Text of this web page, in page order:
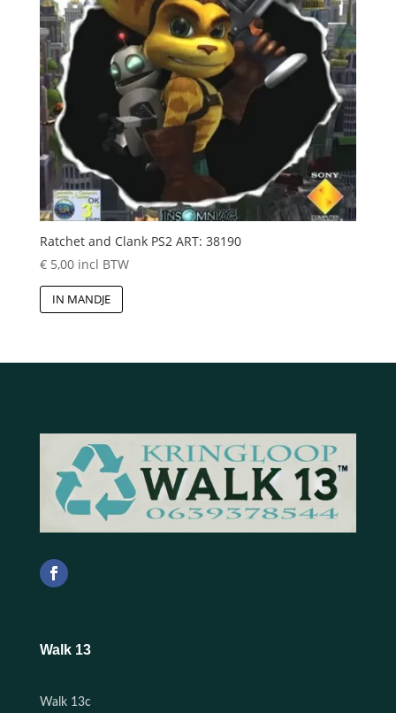
Ratchet and Clank PS2 ART: 38190
€5,00 incl BTW
IN MANDJE
Walk 13
Walk 13c